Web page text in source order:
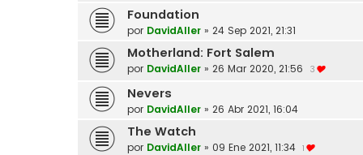
Foundation
por DavidAller » 24 Sep 2021, 21:31
Motherland: Fort Salem
por DavidAller » 26 Mar 2020, 21:56 3
Nevers
por DavidAller » 26 Abr 2021, 16:04
The Watch
por DavidAller » 09 Ene 2021, 11:34 1